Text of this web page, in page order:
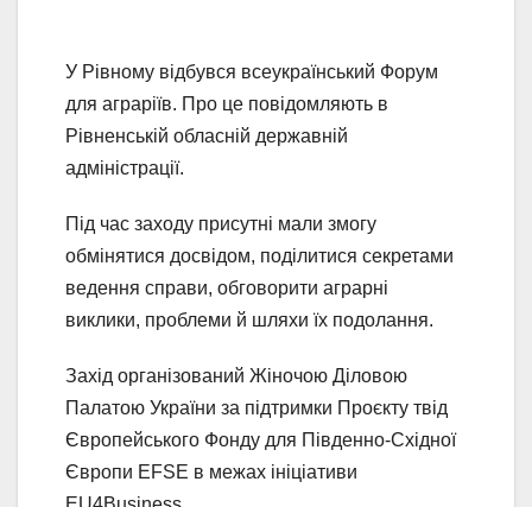
У Рівному відбувся всеукраїнський Форум
для аграріїв. Про це повідомляють в
Рівненській обласній державній
адміністрації.
Під час заходу присутні мали змогу
обмінятися досвідом, поділитися секретами
ведення справи, обговорити аграрні
виклики, проблеми й шляхи їх подолання.
Захід організований Жіночою Діловою
Палатою України за підтримки Проєкту твід
Європейського Фонду для Південно-Східної
Європи EFSE в межах ініціативи